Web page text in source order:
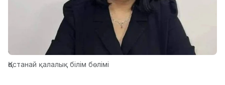
Қостанай қалалық білім бөлімі